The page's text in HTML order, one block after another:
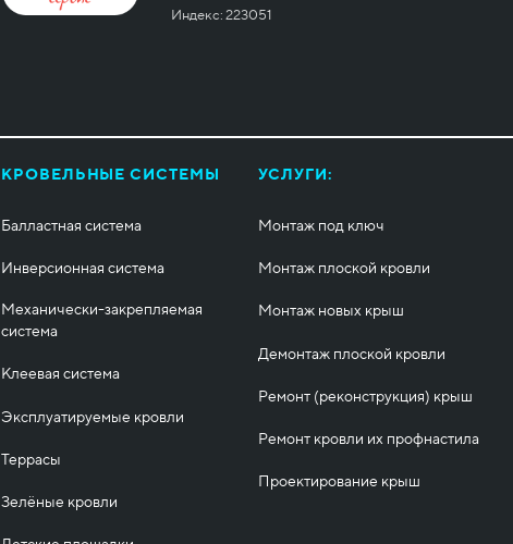
Индекс: 223051
КРОВЕЛЬНЫЕ СИСТЕМЫ
Балластная система
Инверсионная система
Механически-закрепляемая
система
Клеевая система
Эксплуатируемые кровли
Террасы
Зелёные кровли
УСЛУГИ:
Монтаж под ключ
Монтаж плоской кровли
Монтаж новых крыш
Демонтаж плоской кровли
Ремонт (реконструкция) крыш
Ремонт кровли их профнастила
Проектирование крыш